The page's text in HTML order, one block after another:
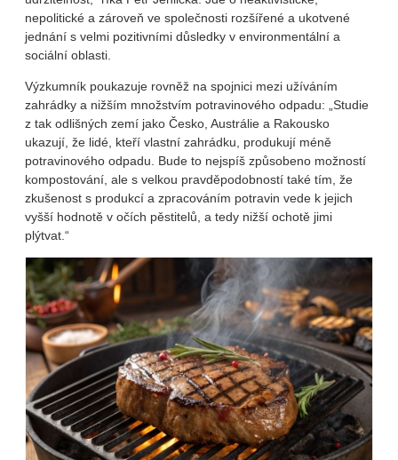
nepolitické a zároveň ve společnosti rozšířené a ukotvené
jednání s velmi pozitivními důsledky v environmentální a
sociální oblasti.
Výzkumník poukazuje rovněž na spojnici mezi užíváním
zahrádky a nižším množstvím potravinového odpadu: „Studie
z tak odlišných zemí jako Česko, Austrálie a Rakousko
ukazují, že lidé, kteří vlastní zahrádku, produkují méně
potravinového odpadu. Bude to nejspíš způsobeno možností
kompostování, ale s velkou pravděpodobností také tím, že
zkušenost s produkcí a zpracováním potravin vede k jejich
vyšší hodnotě v očích pěstitelů, a tedy nižší ochotě jimi
plýtvat.“